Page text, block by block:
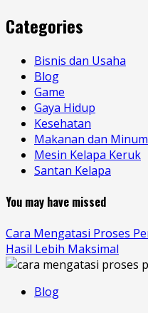
Categories
Bisnis dan Usaha
Blog
Game
Gaya Hidup
Kesehatan
Makanan dan
Mesin Kelapa Keruk
Santan Kelapa
You may have missed
Cara Mengatasi Proses
Hasil Lebih Maksimal
Blog